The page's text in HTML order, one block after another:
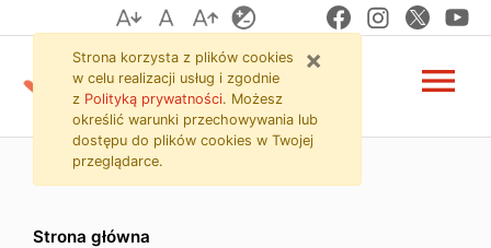
Aktualności
Przejdź do zawartości strony
Przejdź do menu
Przejdź do wyszukiwarki
×
Strona korzysta z plików cookies
w celu realizacji usług i zgodnie
z Polityką prywatności. Możesz
określić warunki przechowywania lub
dostępu do plików cookies w Twojej
przeglądarce.
menu
Strona główna